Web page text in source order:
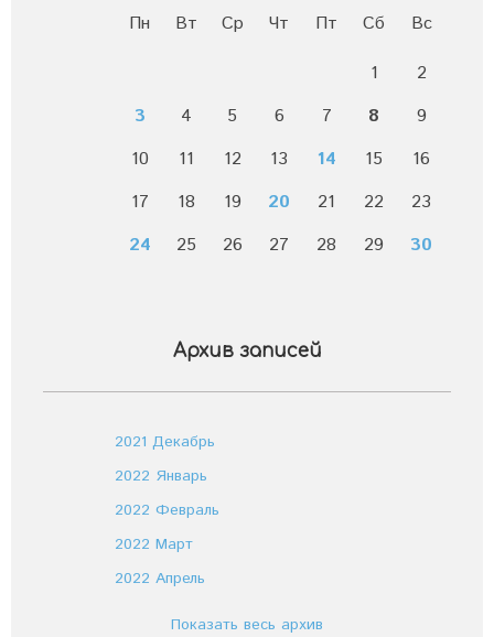
Пн Вт Ср Чт Пт Сб
Вс
1
2
3
4 5 6 7 8
9
10
11 12 13 14 15
16
17
18 19 20 21 22
23
24
25 26 27 28 29 30
Архив записей
2021 Декабрь
2022 Январь
2022 Февраль
2022 Март
2022 Апрель
Показать весь архив